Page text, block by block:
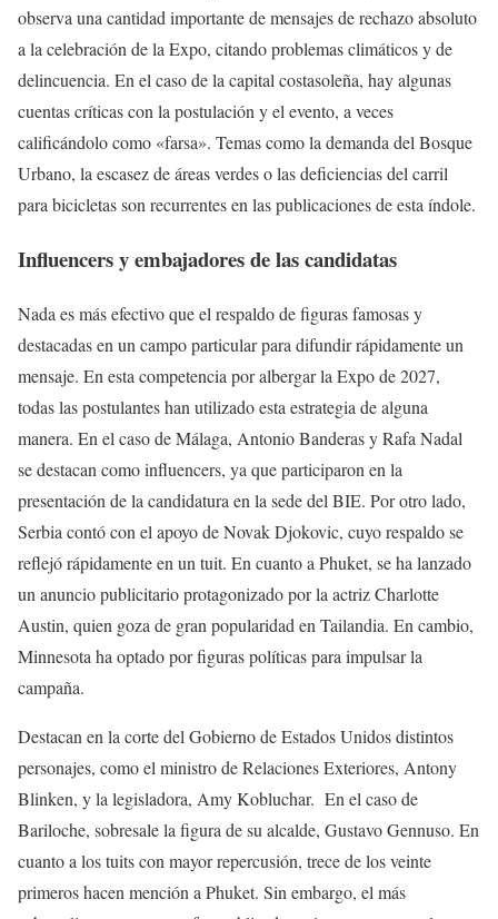
observa una cantidad importante de mensajes de rechazo absoluto
a la celebración de la Expo, citando problemas climáticos y de
delincuencia. En el caso de la capital costasoleña, hay algunas
cuentas críticas con la postulación y el evento, a veces
calificándolo como «farsa». Temas como la demanda del Bosque
Urbano, la escasez de áreas verdes o las deficiencias del carril
para bicicletas son recurrentes en las publicaciones de esta índole.
Influencers y embajadores de las candidatas
Nada es más efectivo que el respaldo de figuras famosas y
destacadas en un campo particular para difundir rápidamente un
mensaje. En esta competencia por albergar la Expo de 2027,
todas las postulantes han utilizado esta estrategia de alguna
manera. En el caso de Málaga, Antonio Banderas y Rafa Nadal
se destacan como influencers, ya que participaron en la
presentación de la candidatura en la sede del BIE. Por otro lado,
Serbia contó con el apoyo de Novak Djokovic, cuyo respaldo se
reflejó rápidamente en un tuit. En cuanto a Phuket, se ha lanzado
un anuncio publicitario protagonizado por la actriz Charlotte
Austin, quien goza de gran popularidad en Tailandia. En cambio,
Minnesota ha optado por figuras políticas para impulsar la
campaña.
Destacan en la corte del Gobierno de Estados Unidos distintos
personajes, como el ministro de Relaciones Exteriores, Antony
Blinken, y la legisladora, Amy Kobluchar. En el caso de
Bariloche, sobresale la figura de su alcalde, Gustavo Gennuso. En
cuanto a los tuits con mayor repercusión, trece de los veinte
primeros hacen mención a Phuket. Sin embargo, el más